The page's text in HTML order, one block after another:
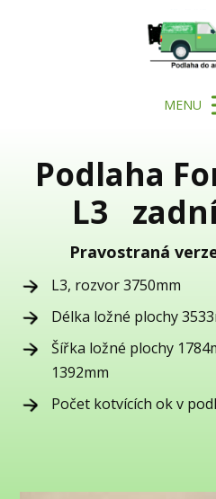
MENU
Podlaha
L3
Pravostraná
L3, rozvor 3750mm
Délka ložné plochy
Šířka ložné plochy
1392mm
Počet kotvících ok v